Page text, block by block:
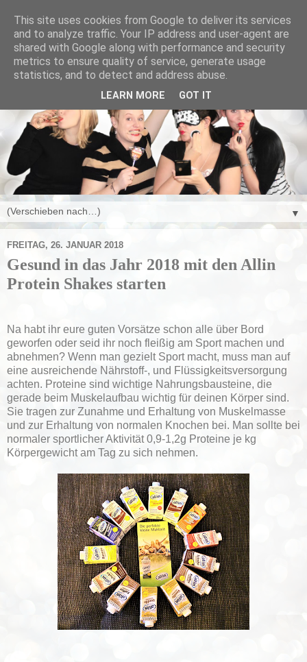
▼
FREITAG, 26. JANUAR 2018
Gesund in das Jahr 2018 mit den Allin
Protein Shakes starten
Na habt ihr eure guten Vorsätze schon alle über Bord
geworfen oder seid ihr noch fleißig am Sport machen und
abnehmen? Wenn man gezielt Sport macht, muss man auf
eine ausreichende Nährstoff-, und Flüssigkeitsversorgung
achten. Proteine sind wichtige Nahrungsbausteine, die
gerade beim Muskelaufbau wichtig für deinen Körper sind.
Sie tragen zur Zunahme und Erhaltung von Muskelmasse
und zur Erhaltung von normalen Knochen bei. Man sollte bei
normaler sportlicher Aktivität 0,9-1,2g Proteine je kg
Körpergewicht am Tag zu sich nehmen.
This site uses cookies from Google to deliver its services
and to analyze traffic. Your IP address and user-agent are
shared with Google along with performance and security
metrics to ensure quality of service, generate usage
statistics, and to detect and address abuse.
LEARN MORE GOT IT